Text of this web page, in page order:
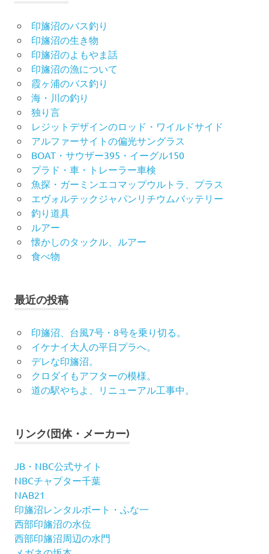
印旛沼のバス釣り
印旛沼の生き物
印旛沼のよもやま話
印旛沼の漁について
霞ヶ浦のバス釣り
海・川の釣り
独り言
レジットデザインのロッド・ワイルドサイド
アルファーサイトの偏光サングラス
BOAT・サウザー395・イーグル150
プラド・車・トレーラー車検
魚探・ガーミンエコマップウルトラ、プラス
エヴォルテックジャパンリチウムバッテリー
釣り道具
ルアー
懐かしのタックル、ルアー
食べ物
最近の投稿
印旛沼、台風7号・8号を乗り切る。
イケナイ大人の平日プラへ。
デレな印旛沼。
クロダイもアフターの模様。
道の駅やちよ、リニューアル工事中。
リンク(団体・メーカー)
JB・NBC公式サイト
NBCチャプター千葉
NAB21
印旛沼レンタルボート・ふな一
西部印旛沼の水位
西部印旛沼周辺の水門